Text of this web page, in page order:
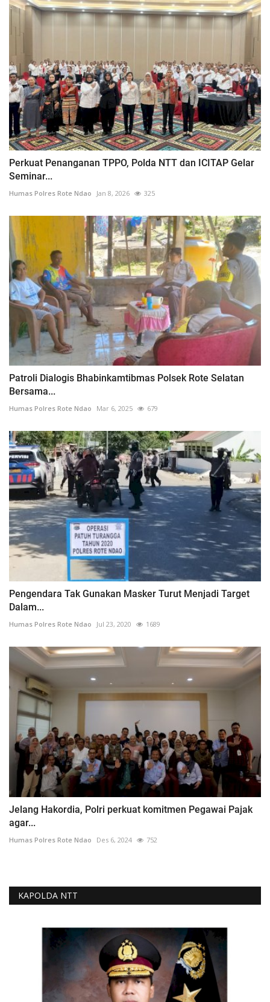
Perkuat Penanganan TPPO, Polda NTT dan ICITAP Gelar
Seminar...
Humas Polres Rote Ndao Jan 8, 2026 325
Patroli Dialogis Bhabinkamtibmas Polsek Rote Selatan
Bersama...
Humas Polres Rote Ndao Mar 6, 2025 679
Pengendara Tak Gunakan Masker Turut Menjadi Target
Dalam...
Humas Polres Rote Ndao Jul 23, 2020 1689
Jelang Hakordia, Polri perkuat komitmen Pegawai Pajak
agar...
Humas Polres Rote Ndao Des 6, 2024 752
KAPOLDA NTT